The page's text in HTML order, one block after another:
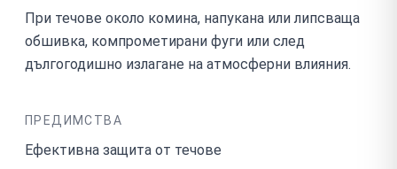
При течове около комина, напукана или липсваща
обшивка, компрометирани фуги или след
дългогодишно излагане на атмосферни влияния.
ПРЕДИМСТВА
Ефективна защита от течове